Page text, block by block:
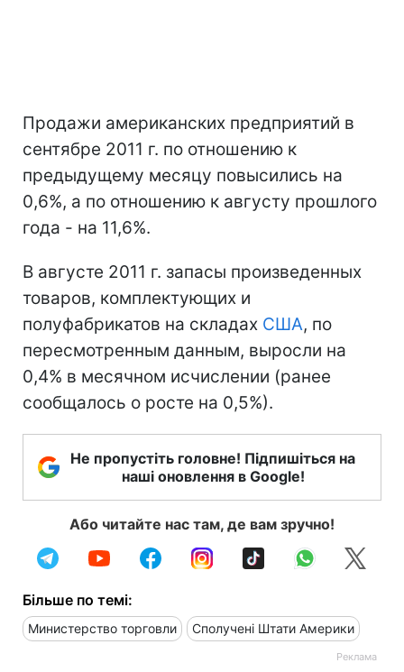
Продажи американских предприятий в
сентябре 2011 г. по отношению к
предыдущему месяцу повысились на
0,6%, а по отношению к августу прошлого
года - на 11,6%.
В августе 2011 г. запасы произведенных
товаров, комплектующих и
полуфабрикатов на складах США, по
пересмотренным данным, выросли на
0,4% в месячном исчислении (ранее
сообщалось о росте на 0,5%).
Не пропустіть головне! Підпишіться на
наші оновлення в Google!
Або читайте нас там, де вам зручно!
Більше по темі:
Министерство торговли Сполучені Штати Америки